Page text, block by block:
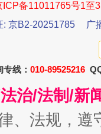
魏明亮
ICP备11011765号1至
: 京B2-20251785
广
线： 010-89525216
治/法制/新
、法规，